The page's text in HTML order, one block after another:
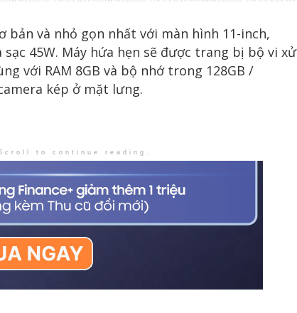
bản và nhỏ gọn nhất với màn hình 11-inch,
sạc 45W. Máy hứa hẹn sẽ được trang bị bộ vi xử
với RAM 8GB và bộ nhớ trong 128GB /
kép ở mặt lưng.
to continue reading.